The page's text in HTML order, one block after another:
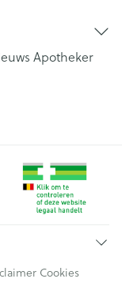
Apotheker
Cookies